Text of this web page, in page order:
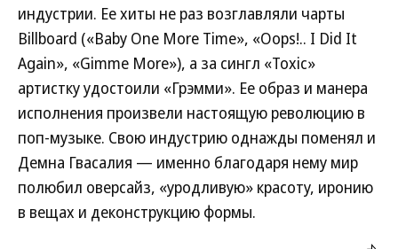
индустрии. Ее хиты не раз возглавляли чарты
Billboard («Baby One More Time», «Oops!.. I Did It
Again», «Gimme More»), а за сингл «Toxic»
артистку удостоили «Грэмми». Ее образ и манера
исполнения произвели настоящую революцию в
поп-музыке. Свою индустрию однажды поменял и
Демна Гвасалия — именно благодаря нему мир
полюбил оверсайз, «уродливую» красоту, иронию
в вещах и деконструкцию формы.